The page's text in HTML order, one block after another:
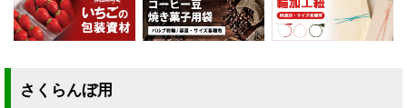
さくらんぼ用